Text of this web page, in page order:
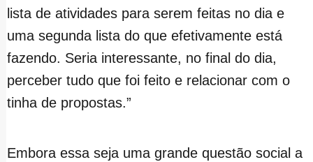
lista de atividades para serem feitas no dia e
uma segunda lista do que efetivamente está
fazendo. Seria interessante, no final do dia,
perceber tudo que foi feito e relacionar com o
tinha de propostas.”
Embora essa seja uma grande questão social a